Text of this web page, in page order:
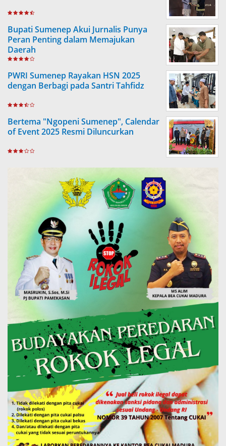
Bupati Sumenep Akui Jurnalis Punya
Peran Penting dalam Memajukan
Daerah
PWRI Sumenep Rayakan HSN 2025
dengan Berbagi pada Santri Tahfidz
Bertema "Ngopeni Sumenep", Calendar
of Event 2025 Resmi Diluncurkan